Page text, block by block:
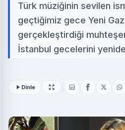
Türk müziğinin sevilen
geçtiğimiz gece Yeni
gerçekleştirdiği
İstanbul gecelerini
Dinle